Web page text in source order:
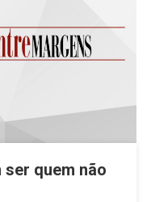
ser quem não